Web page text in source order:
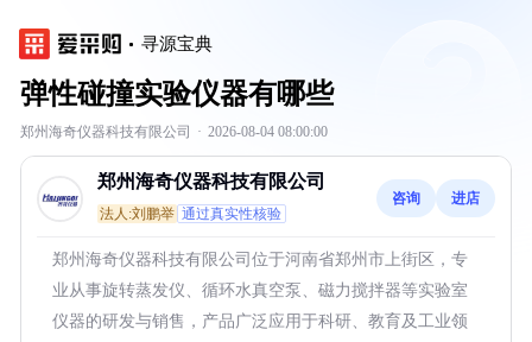
寻源宝典
弹性碰撞实验仪器有哪些
郑州海奇仪器科技有限公司 · 2026-08-04 08:00:00
郑州海奇仪器科技有限公司
法人:刘鹏举 通过真实性核验
咨询 进店
郑州海奇仪器科技有限公司位于河南省郑州市上街区，专
业从事旋转蒸发仪、循环水真空泵、磁力搅拌器等实验室
仪器的研发与销售，产品广泛应用于科研、教育及工业领